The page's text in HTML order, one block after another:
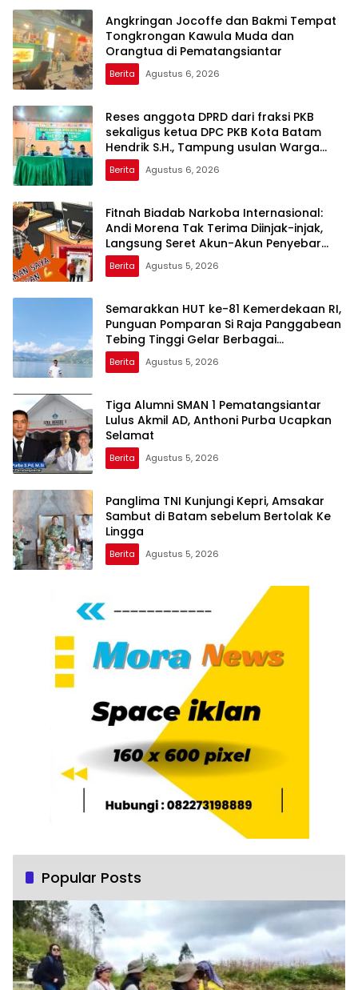
Angkringan Jocoffe dan Bakmi Tempat
Tongkrongan Kawula Muda dan
Orangtua di Pematangsiantar
Berita Agustus 6, 2026
Reses anggota DPRD dari fraksi PKB
sekaligus ketua DPC PKB Kota Batam
Hendrik S.H., Tampung usulan Warga
Patam Indah Minta Jalan, Ambulans, dan
Sarana Olahraga
Berita Agustus 6, 2026
Fitnah Biadab Narkoba Internasional:
Andi Morena Tak Terima Diinjak-injak,
Langsung Seret Akun-Akun Penyebar
Hoaks ke Polda Kepri!
Berita Agustus 5, 2026
Semarakkan HUT ke-81 Kemerdekaan RI,
Punguan Pomparan Si Raja Panggabean
Tebing Tinggi Gelar Berbagai
Perlombaan
Berita Agustus 5, 2026
Tiga Alumni SMAN 1 Pematangsiantar
Lulus Akmil AD, Anthoni Purba Ucapkan
Selamat
Berita Agustus 5, 2026
Panglima TNI Kunjungi Kepri, Amsakar
Sambut di Batam sebelum Bertolak Ke
Lingga
Berita Agustus 5, 2026
Popular Posts